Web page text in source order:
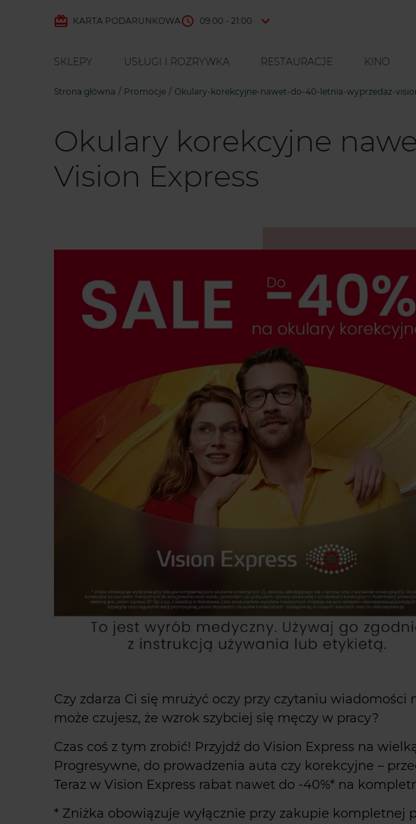
KARTA PODARUNKOWA 09:00 - 21:00
SKLEPY USŁUGI I ROZRYWKA RESTAURACJE KINO
Strona główna Promocje Okulary-korekcyjne-nawet-do-40-letnia-wyprzedaz-
Okulary korekcyjne
Vision Express
Czy zdarza Ci się mrużyć oczy przy czytaniu
może czujesz, że wzrok szybciej się męczy w pracy?
Czas coś z tym zrobić! Przyjdź do Vision Express na
Progresywne, do prowadzenia auta czy korekcyjne –
Teraz w Vision Express rabat nawet do -40%* na
* Zniżka obowiązuje wyłącznie przy zakupie kompletnej